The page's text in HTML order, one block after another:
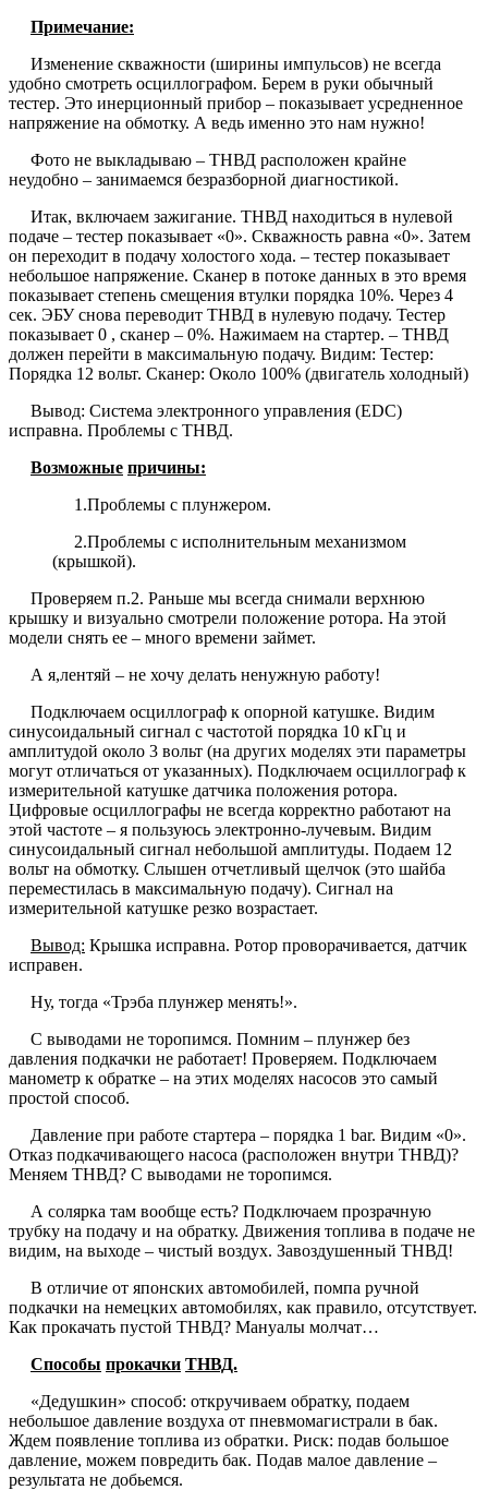
Примечание:
Изменение скважности (ширины импульсов) не всегда
удобно смотреть осциллографом. Берем в руки обычный
тестер. Это инерционный прибор – показывает усредненное
напряжение на обмотку. А ведь именно это нам нужно!
Фото не выкладываю – ТНВД расположен крайне
неудобно – занимаемся безразборной диагностикой.
Итак, включаем зажигание. ТНВД находиться в нулевой
подаче – тестер показывает «0». Скважность равна «0». Затем
он переходит в подачу холостого хода. – тестер показывает
небольшое напряжение. Сканер в потоке данных в это время
показывает степень смещения втулки порядка 10%. Через 4
сек. ЭБУ снова переводит ТНВД в нулевую подачу. Тестер
показывает 0 , сканер – 0%. Нажимаем на стартер. – ТНВД
должен перейти в максимальную подачу. Видим: Тестер:
Порядка 12 вольт. Сканер: Около 100% (двигатель холодный)
Вывод: Система электронного управления (EDC)
исправна. Проблемы с ТНВД.
Возможные причины:
1.Проблемы с плунжером.
2.Проблемы с исполнительным механизмом
(крышкой).
Проверяем п.2. Раньше мы всегда снимали верхнюю
крышку и визуально смотрели положение ротора. На этой
модели снять ее – много времени займет.
А я,лентяй – не хочу делать ненужную работу!
Подключаем осциллограф к опорной катушке. Видим
синусоидальный сигнал с частотой порядка 10 кГц и
амплитудой около 3 вольт (на других моделях эти параметры
могут отличаться от указанных). Подключаем осциллограф к
измерительной катушке датчика положения ротора.
Цифровые осциллографы не всегда корректно работают на
этой частоте – я пользуюсь электронно-лучевым. Видим
синусоидальный сигнал небольшой амплитуды. Подаем 12
вольт на обмотку. Слышен отчетливый щелчок (это шайба
переместилась в максимальную подачу). Сигнал на
измерительной катушке резко возрастает.
Вывод: Крышка исправна. Ротор проворачивается, датчик
исправен.
Ну, тогда «Трэба плунжер менять!».
С выводами не торопимся. Помним – плунжер без
давления подкачки не работает! Проверяем. Подключаем
манометр к обратке – на этих моделях насосов это самый
простой способ.
Давление при работе стартера – порядка 1 bar. Видим «0».
Отказ подкачивающего насоса (расположен внутри ТНВД)?
Меняем ТНВД? С выводами не торопимся.
А солярка там вообще есть? Подключаем прозрачную
трубку на подачу и на обратку. Движения топлива в подаче не
видим, на выходе – чистый воздух. Завоздушенный ТНВД!
В отличие от японских автомобилей, помпа ручной
подкачки на немецких автомобилях, как правило, отсутствует.
Как прокачать пустой ТНВД? Мануалы молчат…
Способы прокачки ТНВД.
«Дедушкин» способ: откручиваем обратку, подаем
небольшое давление воздуха от пневмомагистрали в бак.
Ждем появление топлива из обратки. Риск: подав большое
давление, можем повредить бак. Подав малое давление –
результата не добьемся.